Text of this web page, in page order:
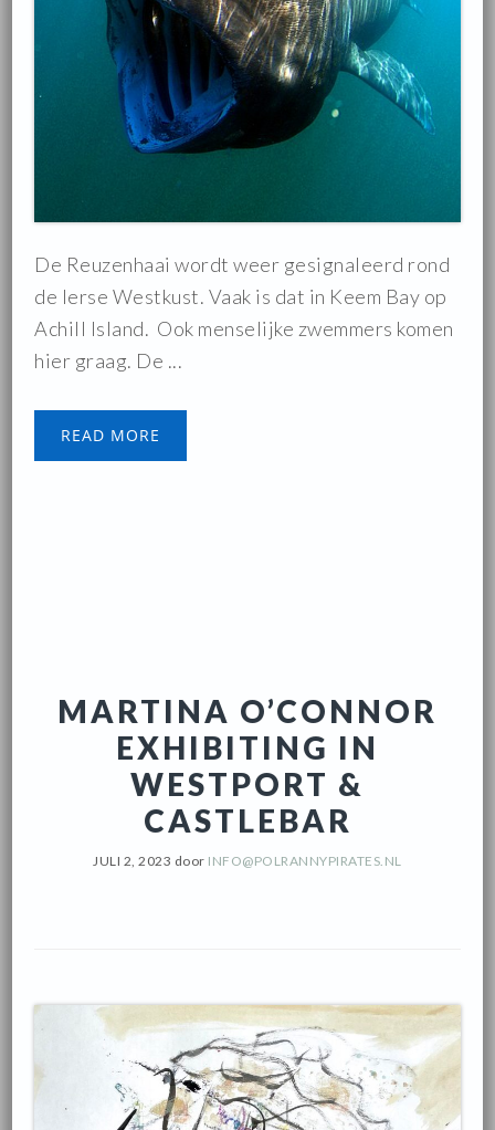
De Reuzenhaai wordt weer gesignaleerd rond
de Ierse Westkust. Vaak is dat in Keem Bay op
Achill Island. Ook menselijke zwemmers komen
hier graag. De ...
READ MORE
MARTINA O’CONNOR
EXHIBITING IN
WESTPORT &
CASTLEBAR
JULI 2, 2023 door INFO@POLRANNYPIRATES.NL